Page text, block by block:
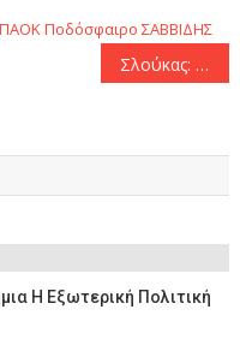
ΠΑΟΚΠοδόσφαιρο ΣΑΒΒΙΔΗΣ
Σλούκας: «Θα γυρίσω σύντομα, πίστη στην ομάδα για μία σκληρή μάχη!»
Η Εξωτερική Πολιτική